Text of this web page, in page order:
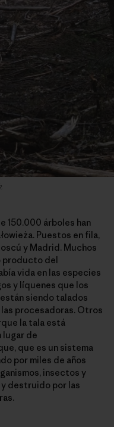
150.000 árboles han
Puestos en fila,
y Madrid. Muchos
producto del
vida en las especies
y líquenes que los
siendo talados
procesadoras. Otros
la tala está
lugar de
que es un sistema
por miles de años
insectos y
destruido por las